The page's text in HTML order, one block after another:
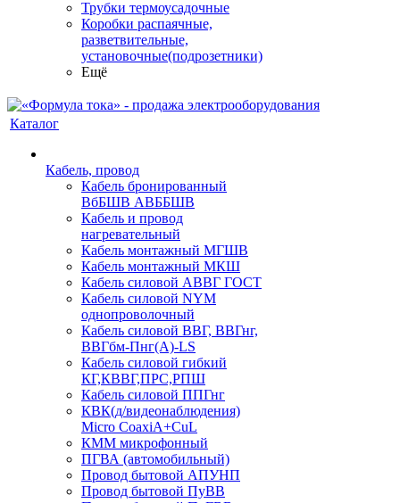
Трубки термоусадочные
Коробки распаячные,
разветвительные,
установочные(подрозетники)
Ещё
Каталог
Кабель, провод
Кабель бронированный
ВбБШВ АВББШВ
Кабель и провод
нагревательный
Кабель монтажный МГШВ
Кабель монтажный МКШ
Кабель силовой АВВГ ГОСТ
Кабель силовой NYM
однопроволочный
Кабель силовой ВВГ, ВВГнг,
ВВГбм-Пнг(А)-LS
Кабель силовой гибкий
КГ,КВВГ,ПРС,РПШ
Кабель силовой ППГнг
КВК(д/видеонаблюдения)
Micro CoaxiA+CuL
КММ микрофонный
ПГВА (автомобильный)
Провод бытовой АПУНП
Провод бытовой ПуВВ